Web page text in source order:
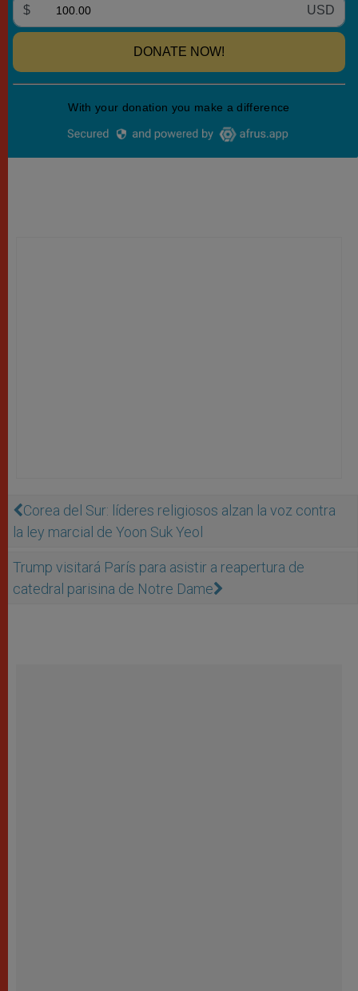
Corea del Sur: líderes religiosos alzan la voz contra
la ley marcial de Yoon Suk Yeol
Trump visitará París para asistir a reapertura de
catedral parisina de Notre Dame